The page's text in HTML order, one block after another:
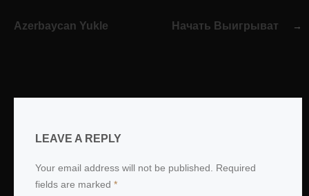
Azerbaycan Yukle Начать Выигрыват
LEAVE A REPLY
Your email address will not be published.
Required
fields are marked *